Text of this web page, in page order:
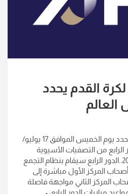
القدم يحدد
الاتحاد الآسيوي لكرة القدم يحدد يوم الخميس الموافق 17 يوليو/
الرابع من التصفيات الآسيوية
المؤهلة إلى كأس العالم 2026..الدور الرابع سيقام بنظام التجمع
المركز الأول مباشرة إلى
المركز الثاني مواجهة فاصلة
مباريات الدور الرابع: •